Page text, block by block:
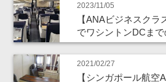
2023/11/05
【ANAビジネスク
でワシントンDCま
2021/02/27
【シンガポール航空